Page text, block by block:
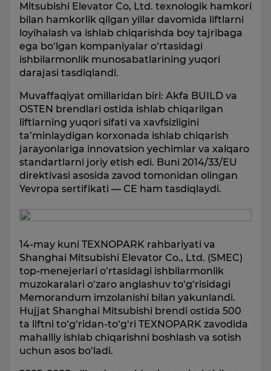
Mitsubishi Elevator Co, Ltd. texnologik hamkori
bilan hamkorlik qilgan yillar davomida liftlarni
loyihalash va ishlab chiqarishda boy tajribaga
ega bo‘lgan kompaniyalar o‘rtasidagi
ishbilarmonlik munosabatlarining yuqori
darajasi tasdiqlandi.
Muvaffaqiyat omillaridan biri: Akfa BUILD va
OSTEN brendlari ostida ishlab chiqarilgan
liftlarning yuqori sifati va xavfsizligini
ta’minlaydigan korxonada ishlab chiqarish
jarayonlariga innovatsion yechimlar va xalqaro
standartlarni joriy etish edi. Buni 2014/33/EU
direktivasi asosida zavod tomonidan olingan
Yevropa sertifikati — CE ham tasdiqlaydi.
14-may kuni TEXNOPARK rahbariyati va
Shanghai Mitsubishi Elevator Co., Ltd. (SMEC)
top-menejerlari o‘rtasidagi ishbilarmonlik
muzokaralari o‘zaro anglashuv to‘g‘risidagi
Memorandum imzolanishi bilan yakunlandi.
Hujjat Shanghai Mitsubishi brendi ostida 500
ta liftni to‘g‘ridan-to‘g‘ri TEXNOPARK zavodida
mahalliy ishlab chiqarishni boshlash va sotish
uchun asos bo‘ladi.